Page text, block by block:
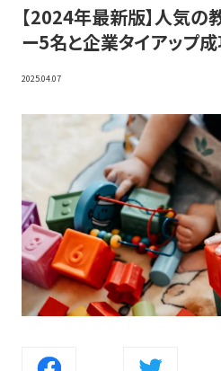
【2024年最新版】人気の
ー5名と企業タイアップ
2025.04.07